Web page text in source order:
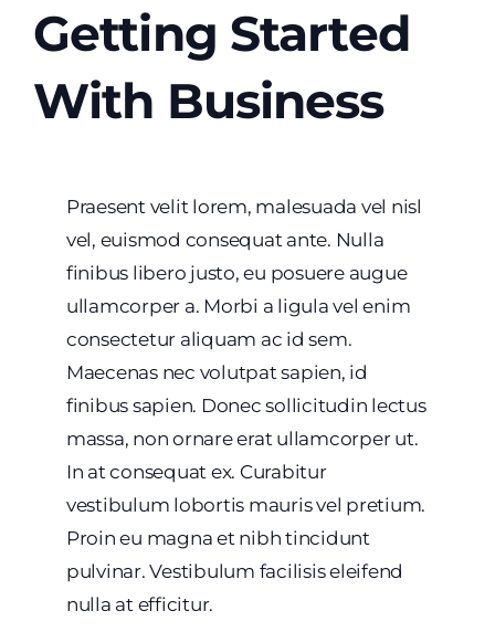
Getting Started
With Business
Praesent velit lorem, malesuada vel nisl
vel, euismod consequat ante. Nulla
finibus libero justo, eu posuere augue
ullamcorper a. Morbi a ligula vel enim
consectetur aliquam ac id sem.
Maecenas nec volutpat sapien, id
finibus sapien. Donec sollicitudin lectus
massa, non ornare erat ullamcorper ut.
In at consequat ex. Curabitur
vestibulum lobortis mauris vel pretium.
Proin eu magna et nibh tincidunt
pulvinar. Vestibulum facilisis eleifend
nulla at efficitur.